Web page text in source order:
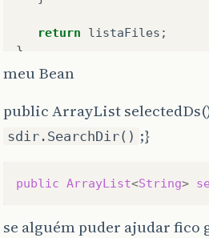
return listaFiles ;
}
meu Bean
public ArrayList
sdir.SearchDir() ;}
public ArrayList<String>
se alguém puder ajudar fico